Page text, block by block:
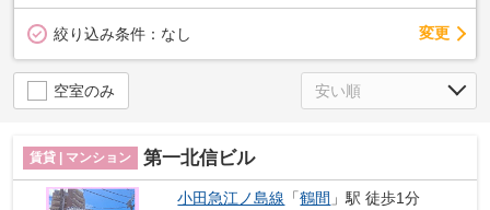
絞り込み条件： なし 変更
空室のみ
賃貸 | マンション 第一北信ビル
小田急江ノ島線 「鶴間 」駅 徒歩1分